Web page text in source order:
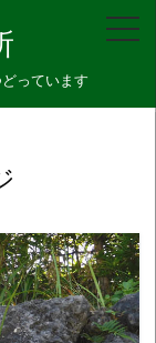
っています